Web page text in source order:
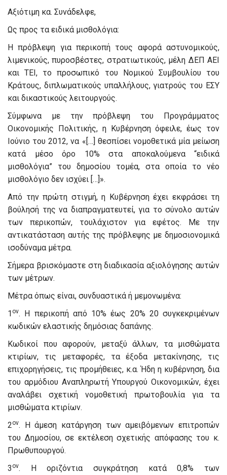
Αξιότιμη κα. Συνάδελφε,
Ως προς τα ειδικά μισθολόγια:
Η πρόβλεψη για περικοπή τους αφορά αστυνομικούς,
λιμενικούς, πυροσβέστες, στρατιωτικούς, μέλη ΔΕΠ ΑΕΙ
και ΤΕΙ, το προσωπικό του Νομικού Συμβουλίου του
Κράτους, διπλωματικούς υπαλλήλους, γιατρούς του ΕΣΥ
και δικαστικούς λειτουργούς.
Σύμφωνα με την πρόβλεψη του Προγράμματος
Οικονομικής Πολιτικής, η Κυβέρνηση όφειλε, έως τον
Ιούνιο του 2012, να «[…] θεσπίσει νομοθετικά μία μείωση
κατά μέσο όρο 10% στα αποκαλούμενα “ειδικά
μισθολόγια” του δημοσίου τομέα, στα οποία το νέο
μισθολόγιο δεν ισχύει […]».
Από την πρώτη στιγμή, η Κυβέρνηση έχει εκφράσει τη
βούλησή της να διαπραγματευτεί, για το σύνολο αυτών
των περικοπών, τουλάχιστον για εφέτος. Με την
αντικατάσταση αυτής της πρόβλεψης με δημοσιονομικά
ισοδύναμα μέτρα.
Σήμερα βρισκόμαστε στη διαδικασία αξιολόγησης αυτών
των μέτρων.
Μέτρα όπως είναι, συνδυαστικά ή μεμονωμένα:
1 ον. Η περικοπή από 10% έως 20% 20 συγκεκριμένων
κωδικών ελαστικής δημόσιας δαπάνης.
Κωδικοί που αφορούν, μεταξύ άλλων, τα μισθώματα
κτιρίων, τις μεταφορές, τα έξοδα μετακίνησης, τις
επιχορηγήσεις, τις προμήθειες, κ.α. Ήδη η κυβέρνηση, δια
του αρμόδιου Αναπληρωτή Υπουργού Οικονομικών, έχει
αναλάβει σχετική νομοθετική πρωτοβουλία για τα
μισθώματα κτιρίων.
2ον. Η άμεση κατάργηση των αμειβόμενων επιτροπών
του Δημοσίου, σε εκτέλεση σχετικής απόφασης του κ.
Πρωθυπουργού.
3 ον. Η οριζόντια συγκράτηση κατά 0,8% των